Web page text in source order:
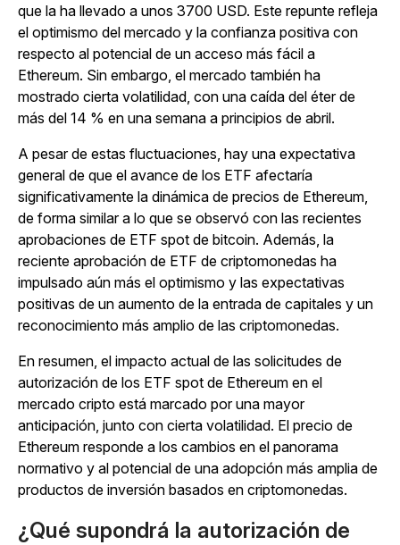
que la ha llevado a unos 3700 USD. Este repunte refleja
el optimismo del mercado y la confianza positiva con
respecto al potencial de un acceso más fácil a
Ethereum. Sin embargo, el mercado también ha
mostrado cierta volatilidad, con una caída del éter de
más del 14 % en una semana a principios de abril.
A pesar de estas fluctuaciones, hay una expectativa
general de que el avance de los ETF afectaría
significativamente la dinámica de precios de Ethereum,
de forma similar a lo que se observó con las recientes
aprobaciones de ETF spot de bitcoin. Además, la
reciente aprobación de ETF de criptomonedas ha
impulsado aún más el optimismo y las expectativas
positivas de un aumento de la entrada de capitales y un
reconocimiento más amplio de las criptomonedas.
En resumen, el impacto actual de las solicitudes de
autorización de los ETF spot de Ethereum en el
mercado cripto está marcado por una mayor
anticipación, junto con cierta volatilidad. El precio de
Ethereum responde a los cambios en el panorama
normativo y al potencial de una adopción más amplia de
productos de inversión basados en criptomonedas.
¿Qué supondrá la autorización de